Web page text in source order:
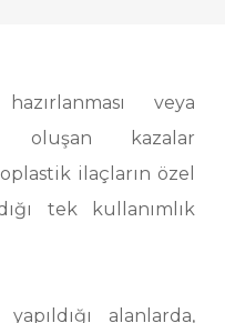
veya
oluşan kazalar
ilaçların özel
tek kullanımlık
alanlarda,